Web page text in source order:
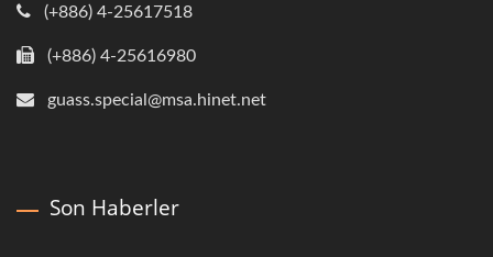
(+886) 4-25617518
(+886) 4-25616980
guass.special@msa.hinet.net
Son Haberler